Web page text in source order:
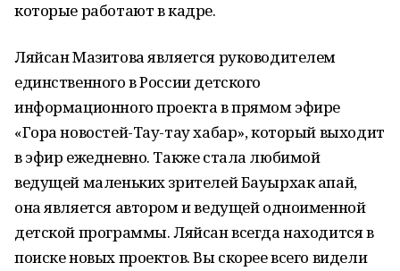
которые работают в кадре.
Ляйсан Мазитова является руководителем
единственного в России детского
информационного проекта в прямом эфире
«Гора новостей-Тау-тау хабар», который выходит
в эфир ежедневно. Также стала любимой
ведущей маленьких зрителей Бауырхак апай,
она является автором и ведущей одноименной
детской программы. Ляйсан всегда находится в
поиске новых проектов. Вы скорее всего видели